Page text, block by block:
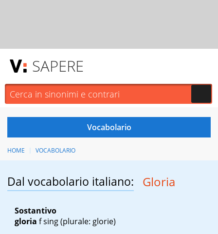
SAPERE
HOME VOCABOLARIO
Dal vocabolario italiano: Gloria
Sostantivo
gloria f sing(plurale: glorie)